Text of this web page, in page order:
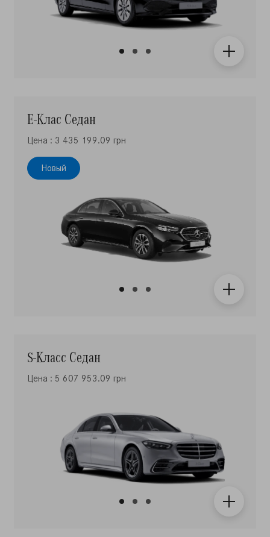
Е-Клас Седан
Цена : 3 435 199.09 грн
Новый
S-Класс Седан
Цена : 5 607 953.09 грн